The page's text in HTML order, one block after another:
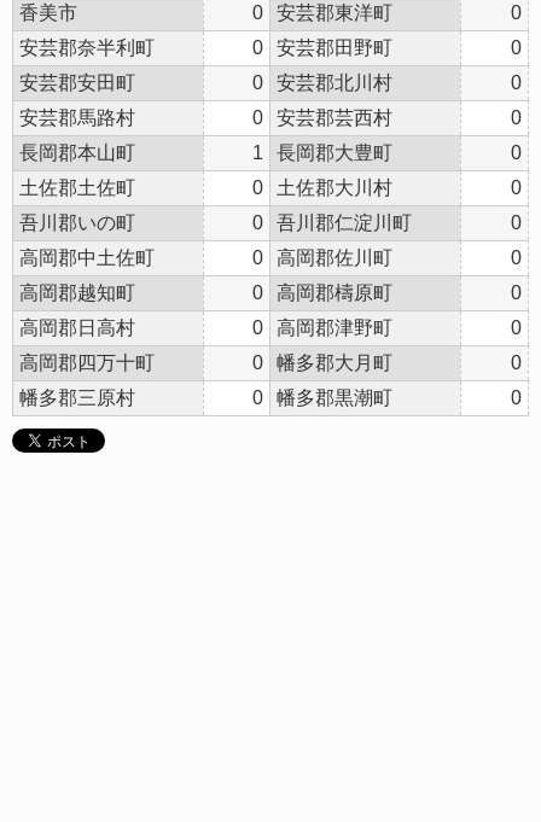
香美市
0 安芸郡東洋町
0
安芸郡奈半利町
0 安芸郡田野町
0
安芸郡安田町
0 安芸郡北川村
0
安芸郡馬路村
0 安芸郡芸西村
0
長岡郡本山町
1 長岡郡大豊町
0
土佐郡土佐町
0 土佐郡大川村
0
吾川郡いの町
0 吾川郡仁淀川町
0
高岡郡中土佐町
0 高岡郡佐川町
0
高岡郡越知町
0 高岡郡檮原町
0
高岡郡日高村
0 高岡郡津野町
0
高岡郡四万十町
0 幡多郡大月町
0
幡多郡三原村
0 幡多郡黒潮町 0